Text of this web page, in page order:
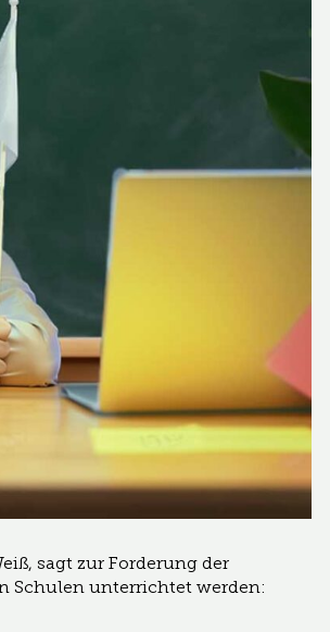
sagt zur Forderung der
Schulen unterrichtet werden: